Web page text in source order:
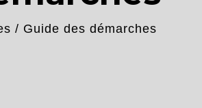
/ Guide des démarches